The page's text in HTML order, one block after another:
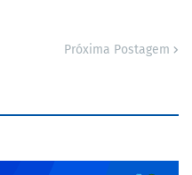
Próxima Postagem